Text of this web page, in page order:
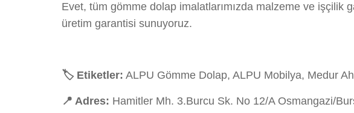
Evet, tüm gömme dolap imalatlarımızda malzeme ve işçilik
üretim garantisi sunuyoruz.
🏷️ Etiketler: ALPU Gömme Dolap, ALPU Mobilya, Medur
📍 Adres: Hamitler Mh. 3.Burcu Sk. No 12/A Osmangazi/